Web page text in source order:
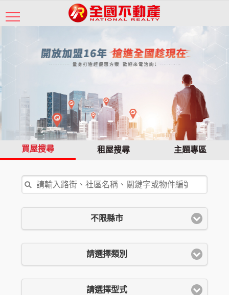
買屋搜尋 租屋搜尋 主題專區
不限縣市
請選擇類別
請選擇型式